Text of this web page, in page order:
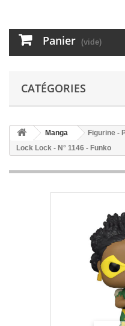
Panier (vide)
CATÉGORIES
Manga
Figurine -
Lock Lock - N° 1146 - Funko